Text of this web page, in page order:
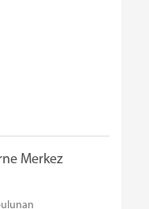
Merkez